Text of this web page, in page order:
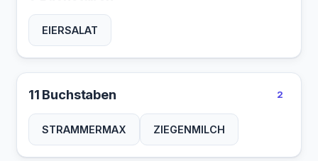
EIERSALAT
11 Buchstaben 2
STRAMMERMAX ZIEGENMILCH